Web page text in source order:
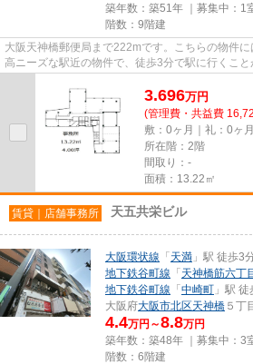
築年数：築51年 ｜募集中： 1
階数：9階建
大阪天神橋郵便局まで222mです。こちらの物件に
高ニーズな駅近の物件で、徒歩3分で駅に行くこと
3.696万円
(管理費・共益費
敷：0ヶ月｜礼：0ヶ月
所在階：2階
間取り：-
面積：13.22㎡
賃貸｜店舗事務所 天五共栄ビル
大阪環状線 「 天満 」駅 徒歩3
地下鉄谷町線 「 天神橋筋六丁
地下鉄谷町線 「 中崎町 」駅
大阪府大阪市北区天神橋 ５丁
4.4万円～8.8万円
築年数：築48年 ｜募集中： 3
階数：6階建